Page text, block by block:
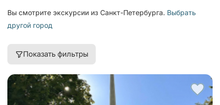
Вы смотрите экскурсии из Санкт-Петербурга. Выбрать
другой город
Показать фильтры